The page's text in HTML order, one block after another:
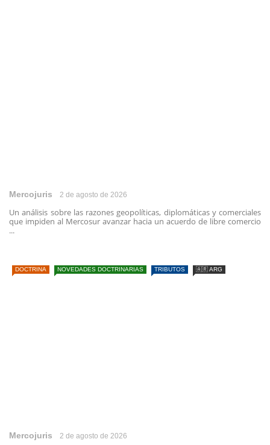
Mercojuris 2 de agosto de 2026
Un análisis sobre las razones geopolíticas, diplomáticas y comerciales
que impiden al Mercosur avanzar hacia un acuerdo de libre comercio
...
DOCTRINA NOVEDADES DOCTRINARIAS TRIBUTOS 🇦🇷 ARG
Mercojuris 2 de agosto de 2026